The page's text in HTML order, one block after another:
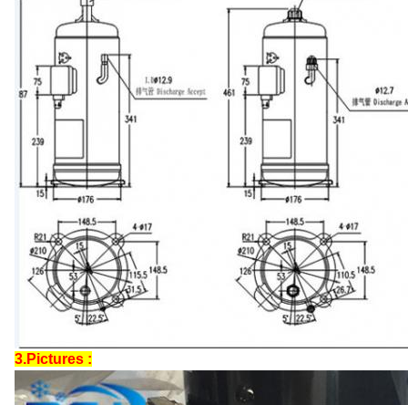
3.Pictures :